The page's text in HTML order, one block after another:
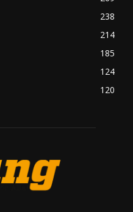
238
214
185
124
120